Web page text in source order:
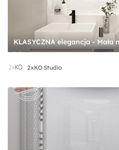
2xKO Studio